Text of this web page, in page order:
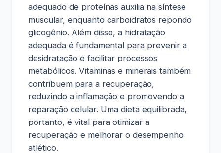
adequado de proteínas auxilia na síntese
muscular, enquanto carboidratos repondo
glicogênio. Além disso, a hidratação
adequada é fundamental para prevenir a
desidratação e facilitar processos
metabólicos. Vitaminas e minerais também
contribuem para a recuperação,
reduzindo a inflamação e promovendo a
reparação celular. Uma dieta equilibrada,
portanto, é vital para otimizar a
recuperação e melhorar o desempenho
atlético.